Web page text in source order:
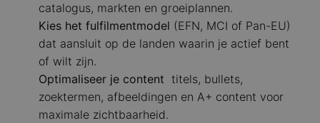
catalogus, markten en groeiplannen.
Kies het fulfilmentmodel (EFN, MCI of Pan-EU)
dat aansluit op de landen waarin je actief bent
of wilt zijn.
Optimaliseer je content titels, bullets,
zoektermen, afbeeldingen en A+ content voor
maximale zichtbaarheid.